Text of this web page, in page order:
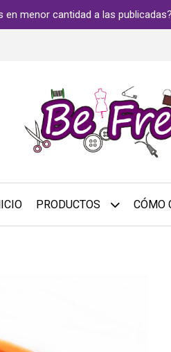
menor cantidad a las
PRODUCTOS CÓMO